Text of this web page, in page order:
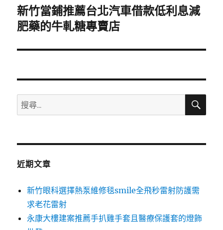
下
一
文
新竹當鋪推薦台北汽車借款低利息減
肥藥的牛軋糖專賣店
搜
尋
鍵
搜
近期文章
新竹眼科選擇熱泵維修毯smile全飛秒雷射防護需
求老花雷射
永康大樓建案推薦手扒雞手套且醫療保護套的燈飾